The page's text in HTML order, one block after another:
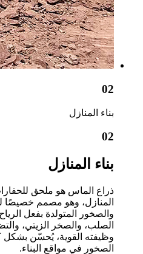
02
بناء المنازل
02
بناء المنازل
ذراع الماس هو ملحق
المنازل، وهو مصمم خصيصًا
والصخور المتولدة بفعل
الصلب، والصخر الزيتي،
وظيفته القوية، يُحسّن بشكل
الصخور في مواقع البناء.